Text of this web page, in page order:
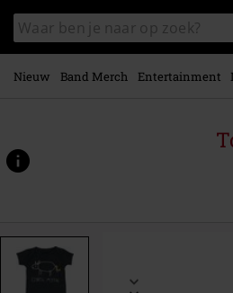
naar
hoofdinhoud
Zoek
in
catalogus
Nieuw Band Merch Entertainment
www.large.be/p/kids-